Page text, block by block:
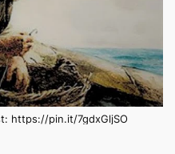
https://pin.it/7gdxGljSO